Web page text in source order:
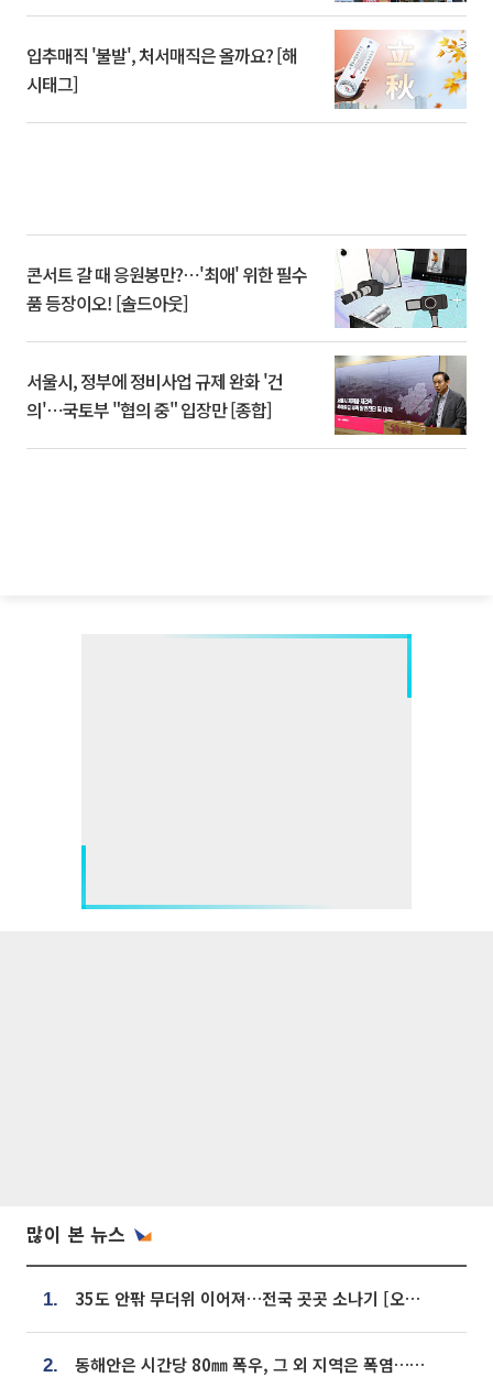
입추매직 '불발', 처서매직은 올까요? [해
시태그]
콘서트 갈 때 응원봉만?⋯'최애' 위한 필수
품 등장이오! [솔드아웃]
서울시, 정부에 정비사업 규제 완화 '건
의'⋯국토부 "협의 중" 입장만 [종합]
많이 본 뉴스
1. 35도 안팎 무더위 이어져…전국 곳곳 소나기 [오늘 날씨]
2. 동해안은 시간당 80㎜ 폭우, 그 외 지역은 폭염…‘극과 극 날씨’